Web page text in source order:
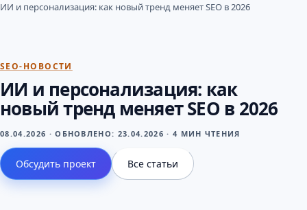
ИИ и персонализация: как новый тренд меняет SEO в 2026
SEO-НОВОСТИ
ИИ и персонализация: как
новый тренд меняет SEO в 2026
08.04.2026 · ОБНОВЛЕНО: 23.04.2026 · 4 МИН ЧТЕНИЯ
Обсудить проект Все статьи